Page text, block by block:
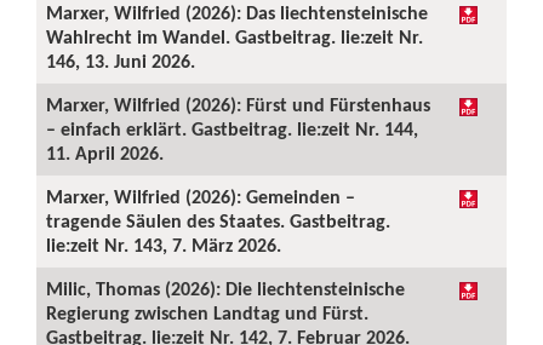
Marxer, Wilfried (2026): Das liechtensteinische
Wahlrecht im Wandel. Gastbeitrag. lie:zeit Nr.
146, 13. Juni 2026.
Marxer, Wilfried (2026): Fürst und Fürstenhaus
– einfach erklärt. Gastbeitrag. lie:zeit Nr. 144,
11. April 2026.
Marxer, Wilfried (2026): Gemeinden –
tragende Säulen des Staates. Gastbeitrag.
lie:zeit Nr. 143, 7. März 2026.
Milic, Thomas (2026): Die liechtensteinische
Regierung zwischen Landtag und Fürst.
Gastbeitrag. lie:zeit Nr. 142, 7. Februar 2026.